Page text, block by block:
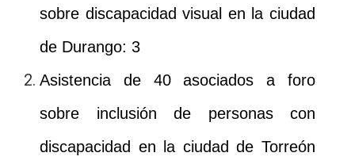
sobre discapacidad visual en la ciudad
de Durango: 3
Asistencia de 40 asociados a foro
sobre inclusión de personas con
discapacidad en la ciudad de Torreón